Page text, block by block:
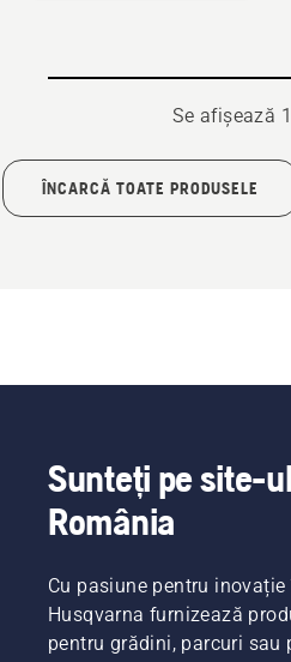
Se afișează
ÎNCARCĂ TOATE PRODUSELE
Sunteți pe site-
România
Cu pasiune pentru
Husqvarna furnizează
pentru grădini, parcuri sau